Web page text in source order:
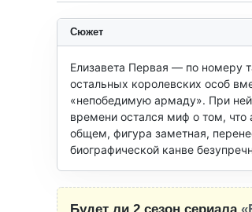
Сюжет
Елизавета Первая — по номеру
остальных королевских особ
«непобедимую армаду». При ней
времени остался миф о том,
общем, фигура заметная,
биографической канве